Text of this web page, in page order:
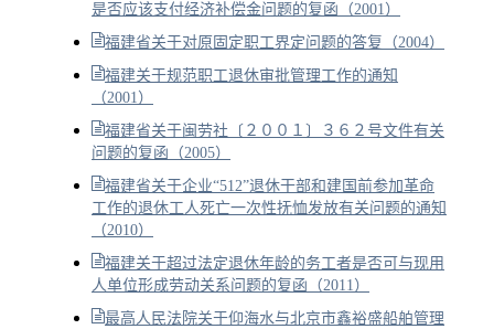
是否应该支付经济补偿金问题的复函（2001）
福建省关于对原固定职工界定问题的答复（2004）
福建关于规范职工退休审批管理工作的通知
（2001）
福建省关于闽劳社〔２００１〕３６２号文件有关
问题的复函（2005）
福建省关于企业“512”退休干部和建国前参加革命
工作的退休工人死亡一次性抚恤发放有关问题的通知
（2010）
福建关于超过法定退休年龄的务工者是否可与现用
人单位形成劳动关系问题的复函（2011）
最高人民法院关于仰海水与北京市鑫裕盛船舶管理